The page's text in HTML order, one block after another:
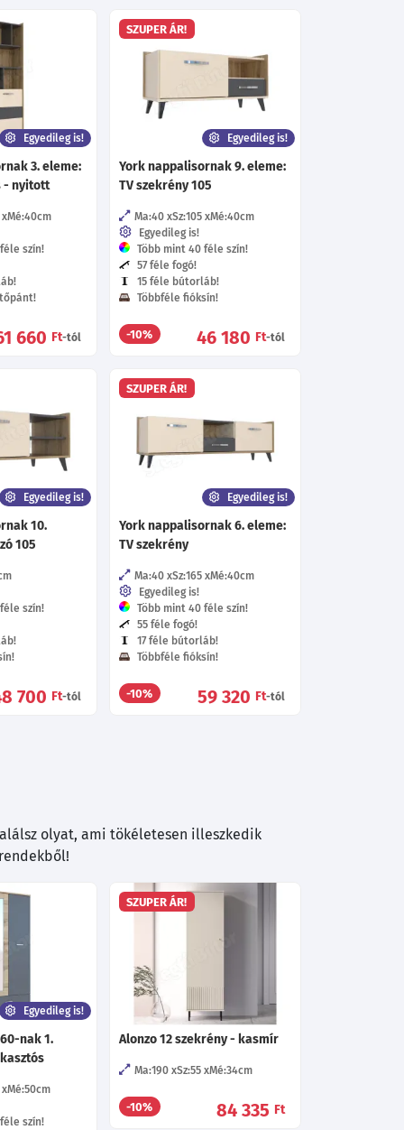
Egyedileg is!
3. eleme:
- nyitott
Mé:40cm
szín!
660 Ft-tól
SZUPER ÁR!
Egyedileg is!
York nappalisornak 9. eleme:
TV szekrény 105
Ma:40 Sz:105 Mé:40cm
Egyedileg is!
Több mint 40 féle szín!
57 féle fogó!
15 féle bútorláb!
Többféle fióksín!
-10% 46 180 Ft-tól
Egyedileg is!
10.
105
szín!
700 Ft-tól
SZUPER ÁR!
Egyedileg is!
York nappalisornak 6. eleme:
TV szekrény
Ma:40 Sz:165 Mé:40cm
Egyedileg is!
Több mint 40 féle szín!
55 féle fogó!
17 féle bútorláb!
Többféle fióksín!
-10% 59 320 Ft-tól
olyat, ami tökéletesen illeszkedik
Egyedileg is!
nak 1.
Mé:50cm
szín!
SZUPER ÁR!
Alonzo 12 szekrény - kasmír
Ma:190 Sz:55 Mé:34cm
-10% 84 335 Ft